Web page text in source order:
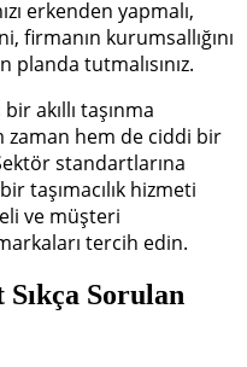
erkenden yapmalı,
firmanın kurumsallığını
tutmalısınız.
akıllı taşınma
zaman hem de ciddi bir
standartlarına
taşımacılık hizmeti
ve müşteri
tercih edin.
Sorulan